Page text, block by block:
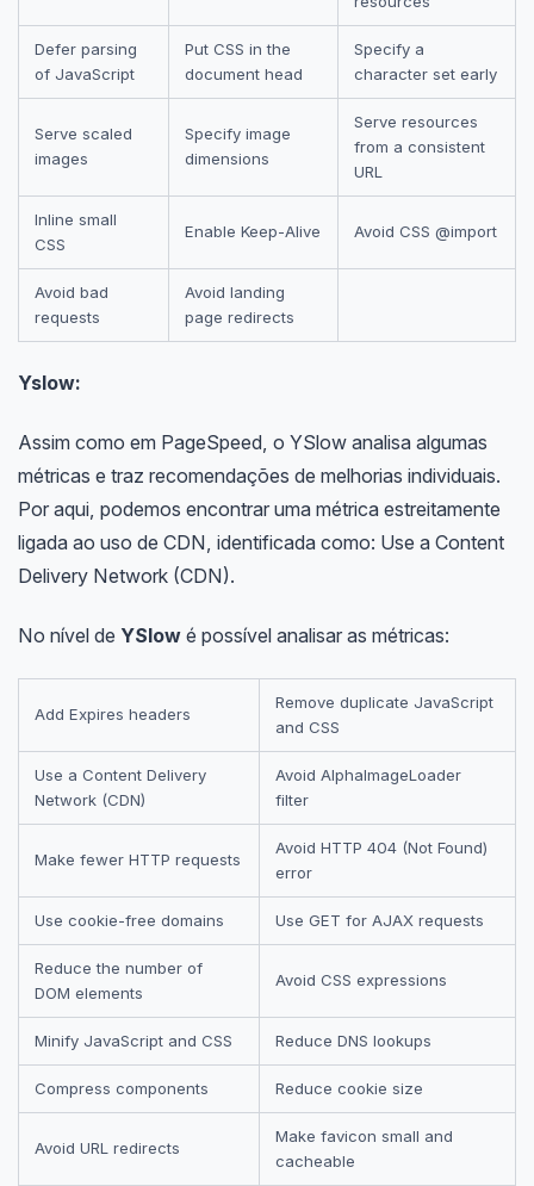
Defer parsing
of JavaScript
Put CSS in the
document head
Specify a
character set early
Serve scaled
images
Specify image
dimensions
Serve resources
from a consistent
URL
Inline small
CSS
Enable Keep-Alive Avoid CSS @import
Avoid bad
requests
Avoid landing
page redirects
Yslow:
Assim como em PageSpeed, o YSlow analisa algumas
métricas e traz recomendações de melhorias individuais.
Por aqui, podemos encontrar uma métrica estreitamente
ligada ao uso de CDN, identificada como: Use a Content
Delivery Network (CDN).
No nível de YSlowé possível analisar as métricas:
Add Expires headers
Remove duplicate JavaScript
and CSS
Use a Content Delivery
Network (CDN)
Avoid AlphaImageLoader
filter
Make fewer HTTP requests
Avoid HTTP 404 (Not Found)
error
Use cookie-free domains Use GET for AJAX requests
Reduce the number of
DOM elements
Avoid CSS expressions
Minify JavaScript and CSS Reduce DNS lookups
Compress components Reduce cookie size
Avoid URL redirects
Make favicon small and
cacheable